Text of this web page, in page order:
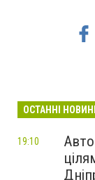
ОСТАННІ
19:10